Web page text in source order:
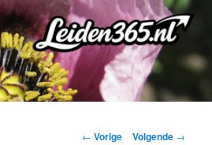
Bericht
← Vorige Volgende →